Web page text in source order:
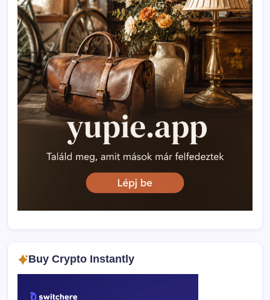
Buy Crypto Instantly